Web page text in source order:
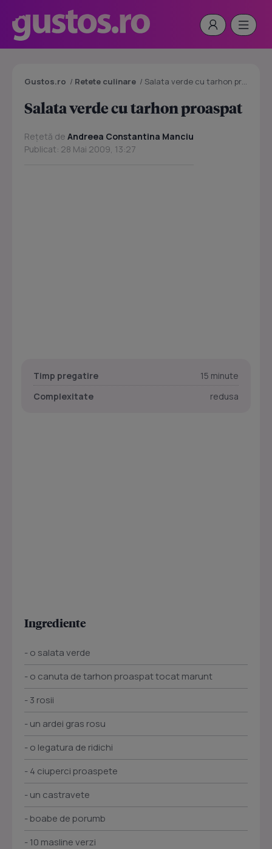
Gustos.ro / Retete culinare / Salata verde cu tarhon proaspat
Salata verde cu tarhon proaspat
Rețetă de Andreea Constantina Manciu
Publicat: 28 Mai 2009, 13:27
Timp pregatire
15 minute
Complexitate
redusa
Ingrediente
- o salata verde
- o canuta de tarhon proaspat tocat marunt
- 3 rosii
- un ardei gras rosu
- o legatura de ridichi
- 4 ciuperci proaspete
- un castravete
- boabe de porumb
- 10 masline verzi